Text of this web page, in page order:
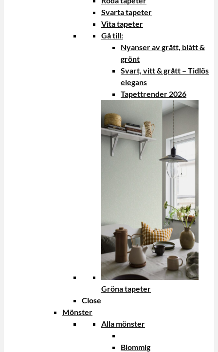
Svarta tapeter
Vita tapeter
Gå till:
Nyanser av grått, blått &
grönt
Svart, vitt & grått – Tidlös
elegans
Tapettrender 2026
Gröna tapeter
Close
Mönster
Alla mönster
Blommig